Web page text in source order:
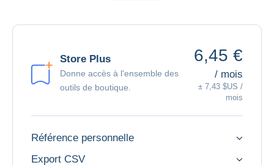
Store Plus
Donne accès à l'ensemble des
outils de boutique.
6,45 €
/ mois
± 7,43 $US /
mois
Référence personnelle
Export CSV